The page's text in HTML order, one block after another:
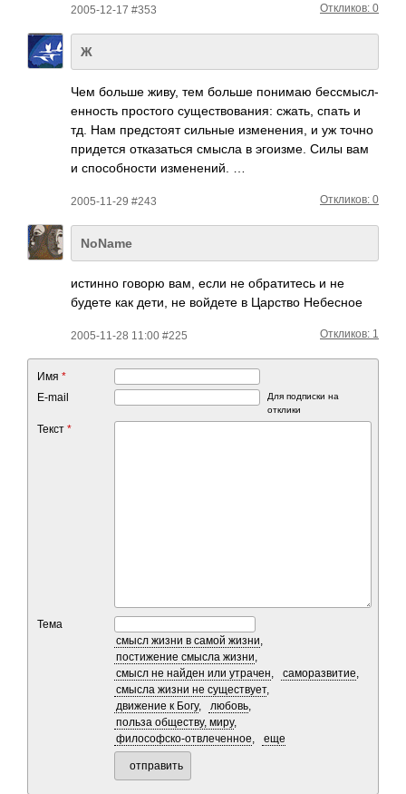
2005-12-17 #353 Откликов: 0
Ж
Чем больше живу, тем больше понимаю бесс­мысл­
енно­сть прос­того суще­ство­вания: сжать, спать и
тд. Нам пред­стоят сильные изме­нения, и уж точно
прид­ется отка­заться смысла в эгои­зме. Силы вам
и спос­обно­сти изме­нений. …
2005-11-29 #243 Откликов: 0
NoName
истинно говорю вам, если не обра­титесь и не
будете как дети, не войдете в Царство Небе­сное
2005-11-28 11:00 #225 Откликов: 1
Имя *
E-mail
Для подписки на
отклики
Текст *
Тема
смысл жизни в самой жизни,
постижение смысла жизни,
смысл не найден или утрачен, саморазвитие,
смысла жизни не существует,
движение к Богу, любовь,
польза обществу, миру,
философско-отвлеченное, еще
отправить